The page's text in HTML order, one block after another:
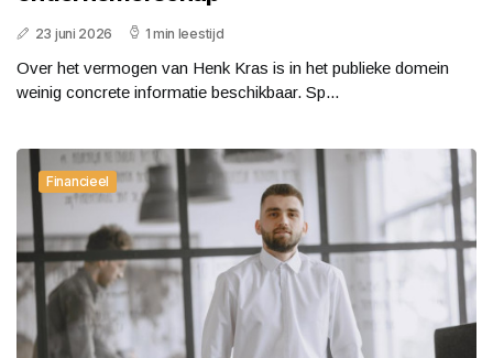
23 juni 2026 1 min leestijd
Over het vermogen van Henk Kras is in het publieke domein
weinig concrete informatie beschikbaar. Sp...
Financieel